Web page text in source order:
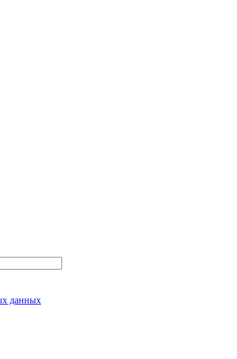
данных